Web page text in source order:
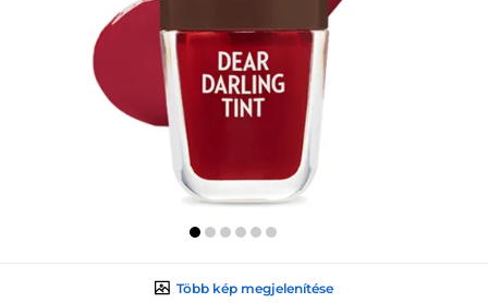
Több kép megjelenítése